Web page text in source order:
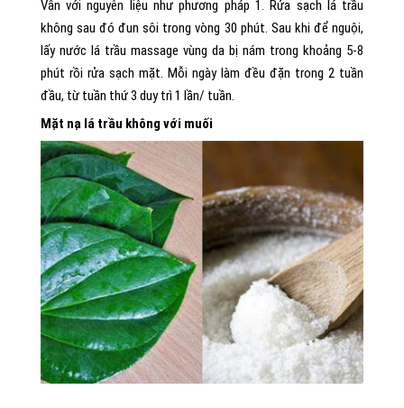
Vẫn với nguyên liệu như phương pháp 1. Rửa sạch lá trầu
không sau đó đun sôi trong vòng 30 phút. Sau khi để nguội,
lấy nước lá trầu massage vùng da bị nám trong khoảng 5-8
phút rồi rửa sạch mặt. Mỗi ngày làm đều đặn trong 2 tuần
đầu, từ tuần thứ 3 duy trì 1 lần/ tuần.
Mặt nạ lá trầu không với muối